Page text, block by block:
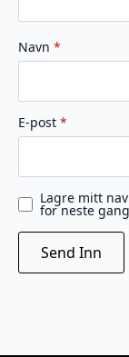
Navn *
E-post *
Lagre mitt
for neste